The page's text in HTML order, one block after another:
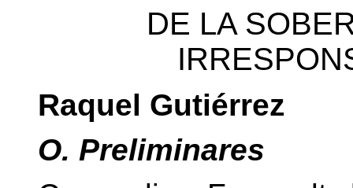
DE LA
Raquel Gutiérrez
O. Preliminares